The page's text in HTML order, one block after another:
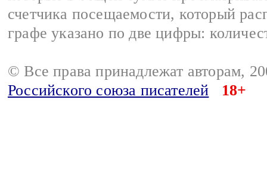
счетчика посещаемости, который
графе указано по две цифры:
© Все права принадлежат авторам,
Российского союза писателей
18+